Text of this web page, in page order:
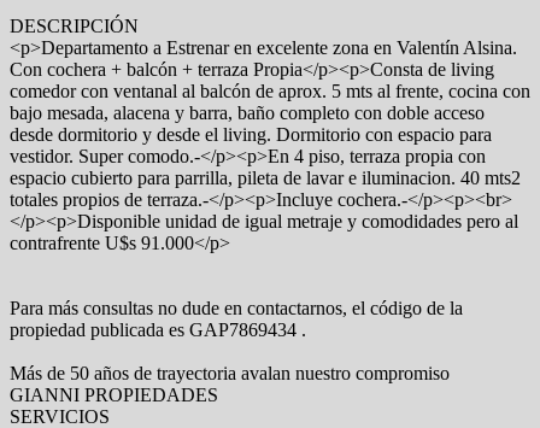
DESCRIPCIÓN
<p>Departamento a Estrenar en excelente zona en Valentín Alsina.
Con cochera + balcón + terraza Propia</p><p>Consta de living
comedor con ventanal al balcón de aprox. 5 mts al frente, cocina con
bajo mesada, alacena y barra, baño completo con doble acceso
desde dormitorio y desde el living. Dormitorio con espacio para
vestidor. Super comodo.-</p><p>En 4 piso, terraza propia con
espacio cubierto para parrilla, pileta de lavar e iluminacion. 40 mts2
totales propios de terraza.-</p><p>Incluye cochera.-</p><p><br>
</p><p>Disponible unidad de igual metraje y comodidades pero al
contrafrente U$s 91.000</p>
Para más consultas no dude en contactarnos, el código de la
propiedad publicada es GAP7869434 .
Más de 50 años de trayectoria avalan nuestro compromiso
GIANNI PROPIEDADES
SERVICIOS